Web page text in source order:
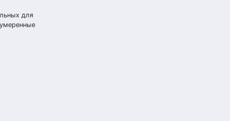
для